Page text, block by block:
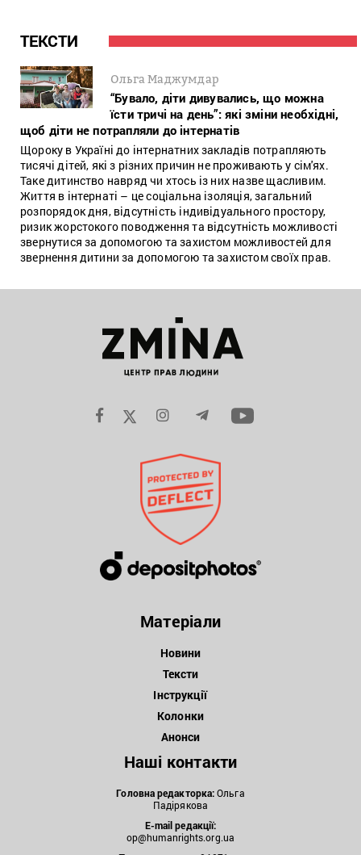
ТЕКСТИ
Ольга Маджумдар
“Бувало, діти дивувались, що можна
їсти тричі на день”: які зміни необхідні,
щоб діти не потрапляли до інтернатів
Щороку в Україні до інтернатних закладів потрапляють
тисячі дітей, які з різних причин не проживають у сім'ях.
Таке дитинство навряд чи хтось із них назве щасливим.
Життя в інтернаті – це соціальна ізоляція, загальний
розпорядок дня, відсутність індивідуального простору,
ризик жорстокого поводження та відсутність можливості
звернутися за допомогою та захистом можливостей для
звернення дитини за допомогою та захистом своїх прав.
Матеріали
Новини
Тексти
Інструкції
Колонки
Анонси
Наші контакти
Головна редакторка:Ольга
Падірякова
E-mail редакції:
op@humanrights.org.ua